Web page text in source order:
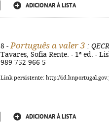
ADICIONAR À LISTA
8 - Português a valer 3 :
Tavares, Sofia Rente. - 1ª ed. -
989-752-966-5
Link persistente: http://
ADICIONAR À LISTA